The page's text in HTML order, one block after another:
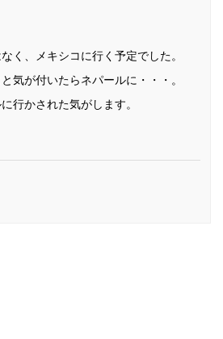
く、メキシコに行く予定でした。
気が付いたらネパールに・・・。
行かされた気がします。